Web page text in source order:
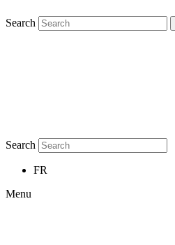
Search
Search
FR
Menu